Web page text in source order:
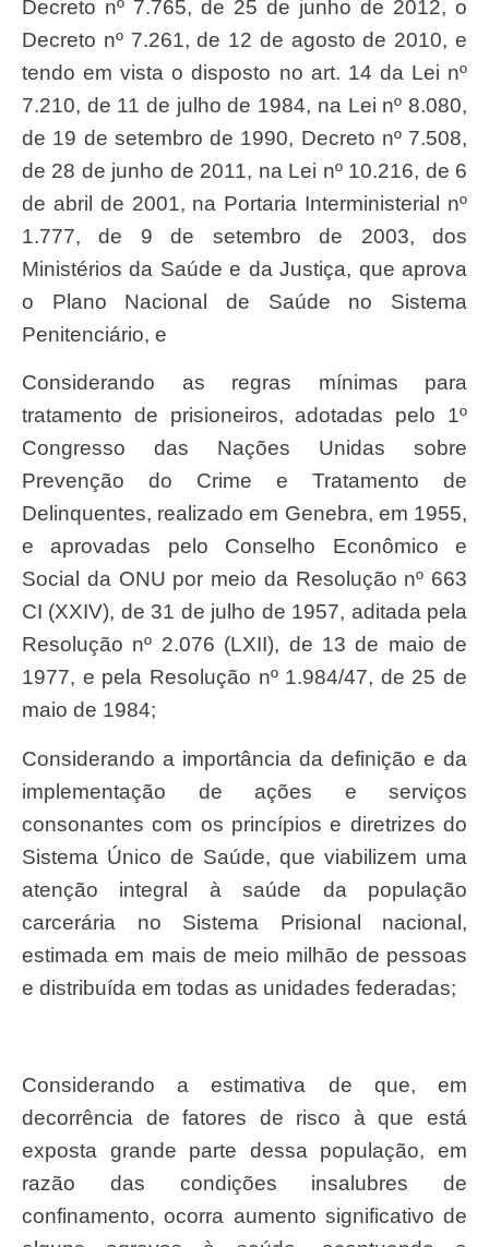
Decreto nº 7.765, de 25 de junho de 2012, o
Decreto nº 7.261, de 12 de agosto de 2010, e
tendo em vista o disposto no art. 14 da Lei nº
7.210, de 11 de julho de 1984, na Lei nº 8.080,
de 19 de setembro de 1990, Decreto nº 7.508,
de 28 de junho de 2011, na Lei nº 10.216, de 6
de abril de 2001, na Portaria Interministerial nº
1.777, de 9 de setembro de 2003, dos
Ministérios da Saúde e da Justiça, que aprova
o Plano Nacional de Saúde no Sistema
Penitenciário, e
Considerando as regras mínimas para
tratamento de prisioneiros, adotadas pelo 1º
Congresso das Nações Unidas sobre
Prevenção do Crime e Tratamento de
Delinquentes, realizado em Genebra, em 1955,
e aprovadas pelo Conselho Econômico e
Social da ONU por meio da Resolução nº 663
CI (XXIV), de 31 de julho de 1957, aditada pela
Resolução nº 2.076 (LXII), de 13 de maio de
1977, e pela Resolução nº 1.984/47, de 25 de
maio de 1984;
Considerando a importância da definição e da
implementação de ações e serviços
consonantes com os princípios e diretrizes do
Sistema Único de Saúde, que viabilizem uma
atenção integral à saúde da população
carcerária no Sistema Prisional nacional,
estimada em mais de meio milhão de pessoas
e distribuída em todas as unidades federadas;
Considerando a estimativa de que, em
decorrência de fatores de risco à que está
exposta grande parte dessa população, em
razão das condições insalubres de
confinamento, ocorra aumento significativo de